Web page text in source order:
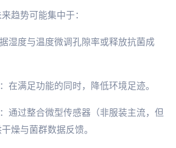
趋势可能集中于：
湿度与温度微调孔隙率或释放抗菌成
在满足功能的同时，降低环境足迹。
通过整合微型传感器（非服装主流，但
燥与菌群数据反馈。